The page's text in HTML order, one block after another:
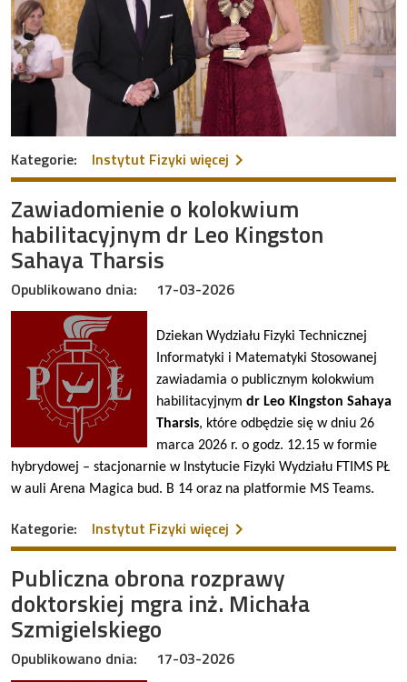
Kategorie: Instytut Fizyki więcej na temat Prestiżowe
Zawiadomienie o kolokwium
habilitacyjnym dr Leo Kingston
Sahaya Tharsis
Opublikowano dnia: 17-03-2026
Dziekan Wydziału Fizyki Technicznej
Informatyki i Matematyki Stosowanej
zawiadamia o publicznym kolokwium
habilitacyjnym dr Leo Kingston Sahaya
Tharsis, które odbędzie się w dniu 26
marca 2026 r. o godz. 12.15 w formie
hybrydowej – stacjonarnie w Instytucie Fizyki Wydziału FTIMS PŁ
w auli Arena Magica bud. B 14 oraz na platformie MS Teams.
Kategorie: Instytut Fizyki więcej na temat Zawiadomienie
Publiczna obrona rozprawy
doktorskiej mgra inż. Michała
Szmigielskiego
Opublikowano dnia: 17-03-2026